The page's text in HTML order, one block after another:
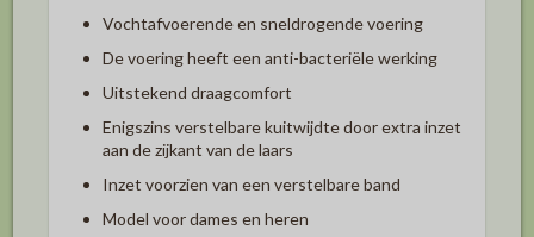
Vochtafvoerende en sneldrogende voering
De voering heeft een anti-bacteriële werking
Uitstekend draagcomfort
Enigszins verstelbare kuitwijdte door extra inzet
aan de zijkant van de laars
Inzet voorzien van een verstelbare band
Model voor dames en heren